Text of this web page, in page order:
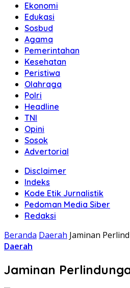
Ekonomi
Edukasi
Sosbud
Agama
Pemerintahan
Kesehatan
Peristiwa
Olahraga
Polri
Headline
TNI
Opini
Sosok
Advertorial
Disclaimer
Indeks
Kode Etik Jurnalistik
Pedoman Media Siber
Redaksi
Beranda Daerah Jaminan
Daerah
Jaminan